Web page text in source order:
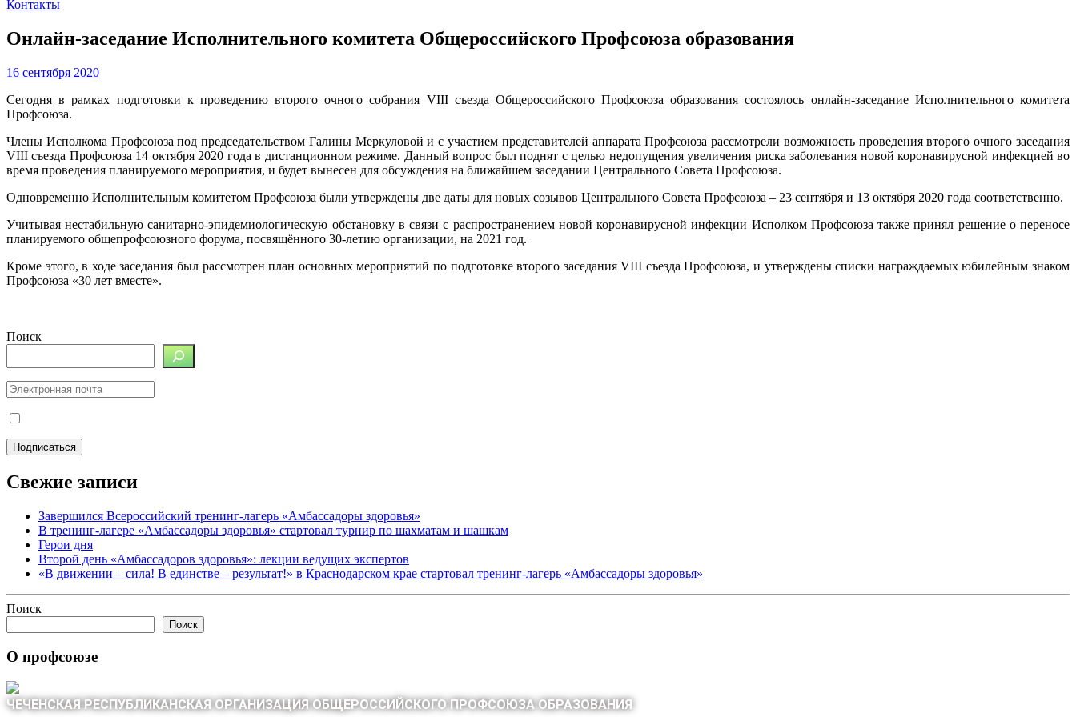
Контакты
Онлайн-заседание Исполнительного комитета Общероссийского Профсоюза образования
16 сентября 2020
Сегодня в рамках подготовки к проведению второго очного собрания VIII съезда Общероссийского Профсоюза образования состоялось онлайн-заседание Исполнительного комитета
Профсоюза.
Члены Исполкома Профсоюза под председательством Галины Меркуловой и с участием представителей аппарата Профсоюза рассмотрели возможность проведения второго очного заседания
VIII съезда Профсоюза 14 октября 2020 года в дистанционном режиме. Данный вопрос был поднят с целью недопущения увеличения риска заболевания новой коронавирусной инфекцией во
время проведения планируемого мероприятия, и будет вынесен для обсуждения на ближайшем заседании Центрального Совета Профсоюза.
Одновременно Исполнительным комитетом Профсоюза были утверждены две даты для новых созывов Центрального Совета Профсоюза – 23 сентября и 13 октября 2020 года соответственно.
Учитывая нестабильную санитарно-эпидемиологическую обстановку в связи с распространением новой коронавирусной инфекции Исполком Профсоюза также принял решение о переносе
планируемого общепрофсоюзного форума, посвящённого 30-летию организации, на 2021 год.
Кроме этого, в ходе заседания был рассмотрен план основных мероприятий по подготовке второго заседания VIII съезда Профсоюза, и утверждены списки награждаемых юбилейным знаком
Профсоюза «30 лет вместе».
Поиск
Свежие записи
Завершился Всероссийский тренинг-лагерь «Амбассадоры здоровья»
В тренинг-лагере «Амбассадоры здоровья» стартовал турнир по шахматам и шашкам
Герои дня
Второй день «Амбассадоров здоровья»: лекции ведущих экспертов
«В движении – сила! В единстве – результат!» в Краснодарском крае стартовал тренинг-лагерь «Амбассадоры здоровья»
Поиск
Поиск
О профсоюзе
ЧЕЧЕНСКАЯ РЕСПУБЛИКАНСКАЯ ОРГАНИЗАЦИЯ ОБЩЕРОССИЙСКОГО ПРОФСОЮЗА ОБРАЗОВАНИЯ